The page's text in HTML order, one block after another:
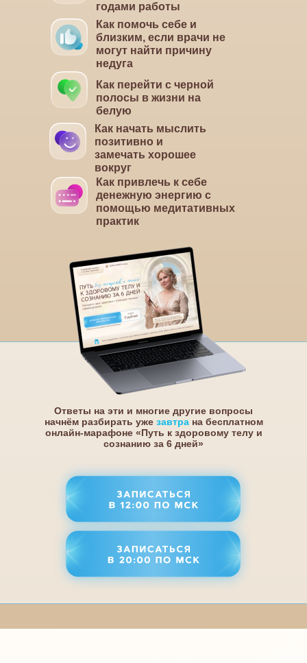
годами работы
Как перейти с черной
полосы в жизни на
белую
Как помочь себе и
близким, если врачи не
могут найти причину
недуга
Как начать мыслить
позитивно и
замечать хорошее
вокруг
Как привлечь к себе
денежную энергию с
помощью медитативных
практик
Ответы на эти и многие другие вопросы
начнём разбирать уже завтра на бесплатном
онлайн-марафоне «Путь к здоровому телу и
сознанию за 6 дней»
КАК ИЗМЕНИТСЯ
ПОСЛЕ 6-ДНЕВНОГО
МАРАФОНА?